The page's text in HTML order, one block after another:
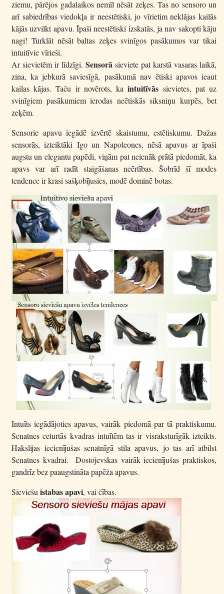
ziemu, pārējos gadalaikos nemīl nēsāt zeķes. Tas no sensoro un
arī sabiedrības viedokļa ir neestētiski, jo vīrietim neklājas kailās
kājās uzvilkt apavu. Īpaši neestētiski izskatās, ja nav sakopti kāju
nagi! Turklāt nēsāt baltas zeķes svinīgos pasākumos var tikai
intuitīvie vīrieši.
Ar sievietēm ir līdzīgi. Sensorā sieviete pat karstā vasaras laikā,
zina, ka jebkurā saviesīgā, pasākumā nav ētiski apavos ieaut
kailas kājas. Taču ir novērots, kaintuitīvās sievietes, pat uz
svinīgiem pasākumiem ierodas neētiskās siksniņu kurpēs, bet
zeķēm.
Sensorie apavu iegādē izvērtē skaistumu, estētiskumu. Dažas
sensorās, izteiktāki Igo un Napoleones, nēsā apavus ar īpaši
augstu un elegantu papēdi, viņām pat neienāk prātā piedomāt, ka
apavs var arī radīt staigāšanas neērtības. Šobrīd šī modes
tendence ir krasi sašķobījusies, modē dominē botas.
Intuīts iegādājoties apavus, vairāk piedomā par tā praktiskumu.
Senatnes ceturtās kvadras intuītēm tas ir visraksturīgāk izteikts.
Hakslijas iecienījušas senatnīgā stila apavus, jo tas arī atbilst
Senatnes kvadrai. Dostojevskas vairāk iecienījušas praktiskos,
gandrīz bez paaugstināta papēža apavus.
Sieviešuistabas apavi, vai čības.